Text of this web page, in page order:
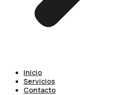
Inicio
Servicios
Contacto